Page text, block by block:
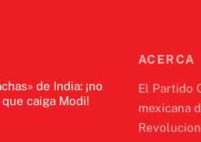
de India: ¡no
caiga Modi!
ACERCA
El Partido
mexicana